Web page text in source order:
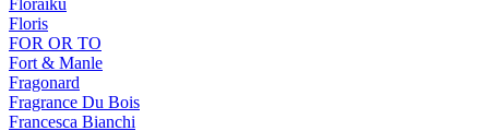
Floraiku
Floris
FOR OR TO
Fort & Manle
Fragonard
Fragrance Du Bois
Francesca Bianchi